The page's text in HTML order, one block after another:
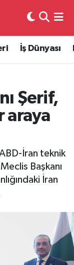
İş Dünyası
Şerif,
araya
İran teknik
Başkanı
İran